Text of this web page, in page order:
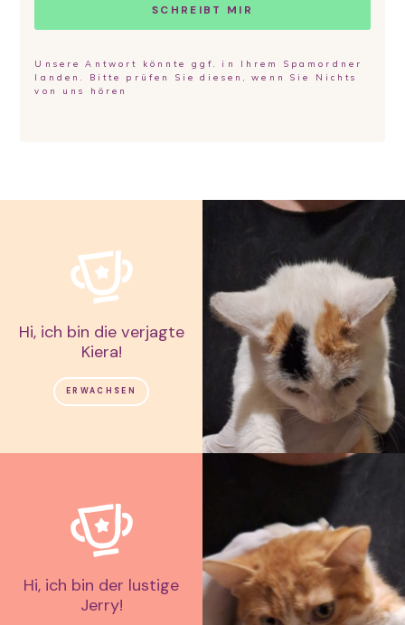
SCHREIBT MIR
Unsere Antwort könnte ggf. in Ihrem Spamordner
landen. Bitte prüfen Sie diesen, wenn Sie Nichts
von uns hören
Hi, ich bin die verjagte
Kiera!
ERWACHSEN
Hi, ich bin der lustige
Jerry!